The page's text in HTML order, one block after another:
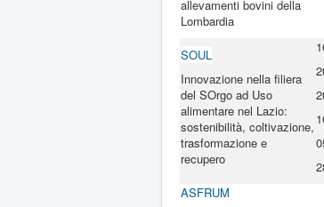
allevamenti bovini della
Lombardia
SOUL
Innovazione nella filiera
del SOrgo ad Uso
alimentare nel Lazio:
sostenibilità, coltivazione,
trasformazione e
recupero
ASFRUM